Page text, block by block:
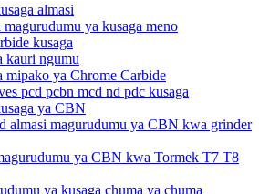
almasi
ya kusaga meno
kusaga
kauri ngumu
mipako ya Chrome Carbide
pcd pcbn mcd nd pdc kusaga
ya CBN
almasi magurudumu ya CBN kwa grinder
ya CBN kwa Tormek T7 T8
ya kusaga chuma ya chuma